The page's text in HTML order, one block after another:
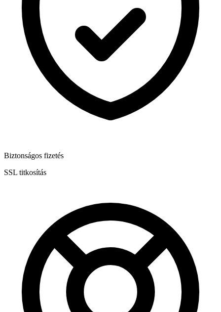
Biztonságos fizetés
SSL titkosítás